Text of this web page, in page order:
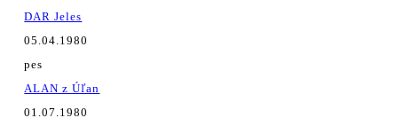
DAR Jeles
05.04.1980
pes
ALAN z Úľan
01.07.1980